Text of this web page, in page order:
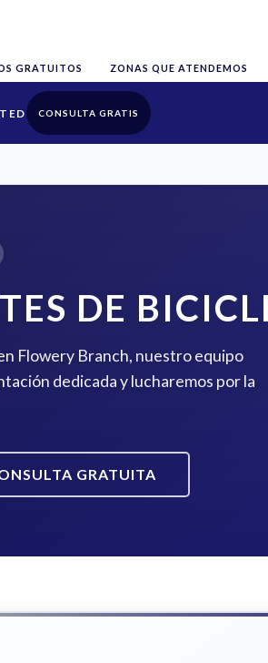
GRATUITOS ZONAS QUE ATENDEMOS
CONSULTA GRATIS
DE
Flowery Branch, nuestro equipo
dedicada y lucharemos por la
GRATUITA